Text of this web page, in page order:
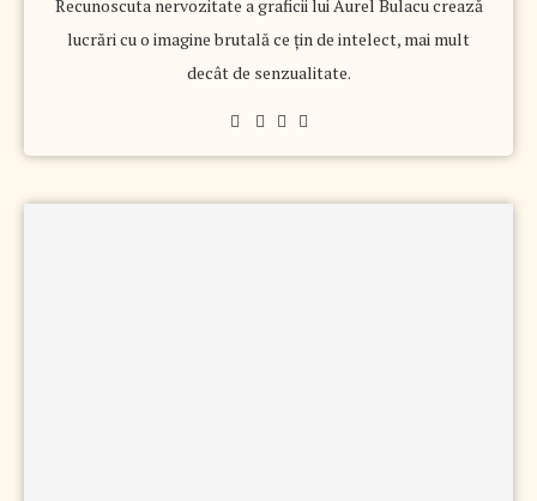
Recunoscuta nervozitate a graficii lui Aurel Bulacu crează
lucrări cu o imagine brutală ce ţin de intelect, mai mult
decât de senzualitate.